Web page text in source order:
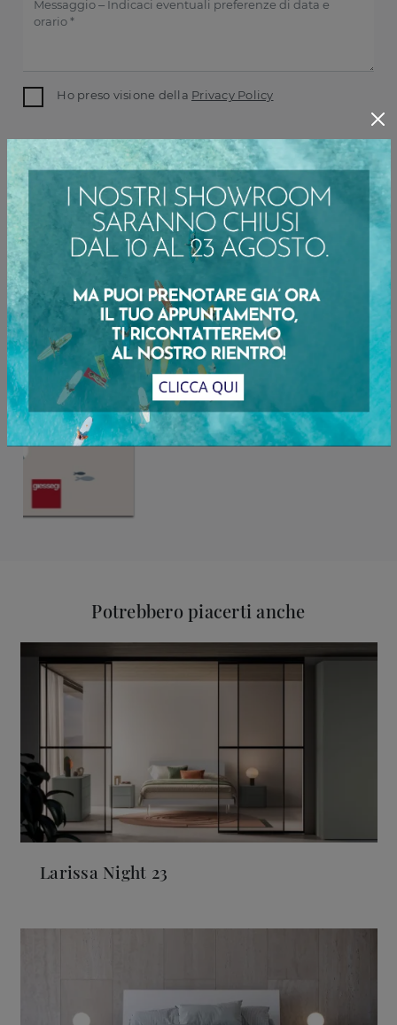
Sfoglia i cataloghi
Ho preso visione della Privacy Policy
INVIA
Potrebbero piacerti anche
Larissa Night 23